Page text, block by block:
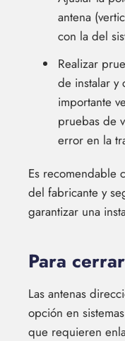
antena
con la del
Realizar
de instalar y
importante
pruebas de
error en la
Es recomendable
del fabricante y
garantizar una
Para cerrar
Las antenas
opción en
que requieren